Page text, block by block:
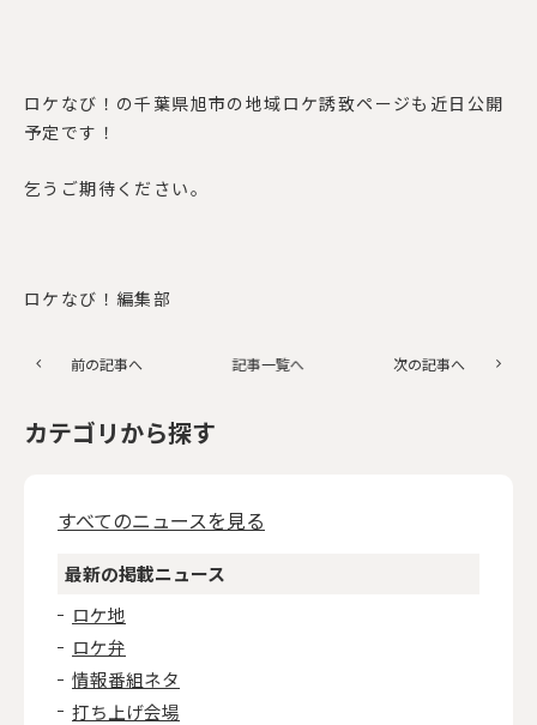
ロケなび！の千葉県旭市の地域ロケ誘致ページも近日公開
予定です！
乞うご期待ください。
ロケなび！編集部
前の記事へ 記事一覧へ 次の記事へ
カテゴリから探す
すべてのニュースを見る
最新の掲載ニュース
ロケ地
ロケ弁
情報番組ネタ
打ち上げ会場